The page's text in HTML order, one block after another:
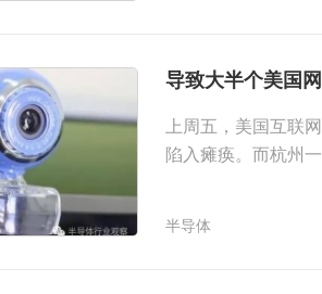
导致大半个美国
上周五，美国互联
陷入瘫痪。而杭州
半导体